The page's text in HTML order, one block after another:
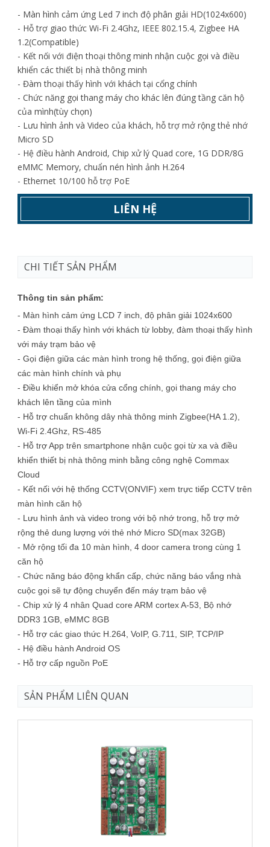
- Màn hình cảm ứng Led 7 inch độ phân giải HD(1024x600)
- Hỗ trợ giao thức Wi-Fi 2.4Ghz, IEEE 802.15.4, Zigbee HA
1.2(Compatible)
- Kết nối với điện thoại thông minh nhận cuộc gọi và điều
khiển các thiết bị nhà thông minh
- Đàm thoại thấy hình với khách tại cổng chính
- Chức năng gọi thang máy cho khác lên đúng tầng căn hộ
của mình(tùy chọn)
- Lưu hình ảnh và Video của khách, hỗ trợ mở rộng thẻ nhớ
Micro SD
- Hệ điều hành Android, Chip xử lý Quad core, 1G DDR/8G
eMMC Memory, chuẩn nén hình ảnh H.264
- Ethernet 10/100 hỗ trợ PoE
LIÊN HỆ
CHI TIẾT SẢN PHẨM
Thông tin sản phẩm:
- Màn hình cảm ứng LCD 7 inch, độ phân giải 1024x600
- Đàm thoại thấy hình với khách từ lobby, đàm thoại thấy hình
với máy trạm bảo vệ
- Gọi điện giữa các màn hình trong hệ thống, gọi điện giữa
các màn hình chính và phụ
- Điều khiển mở khóa cửa cổng chính, gọi thang máy cho
khách lên tầng của mình
- Hỗ trợ chuẩn không dây nhà thông minh Zigbee(HA 1.2),
Wi-Fi 2.4Ghz, RS-485
- Hỗ trợ App trên smartphone nhận cuộc gọi từ xa và điều
khiển thiết bị nhà thông minh bằng công nghệ Commax
Cloud
- Kết nối với hệ thống CCTV(ONVIF) xem trực tiếp CCTV trên
màn hình căn hộ
- Lưu hình ảnh và video trong với bộ nhớ trong, hỗ trợ mở
rộng thẻ dung lượng với thẻ nhớ Micro SD(max 32GB)
- Mở rộng tối đa 10 màn hình, 4 door camera trong cùng 1
căn hộ
- Chức năng báo động khẩn cấp, chức năng báo vắng nhà
cuộc gọi sẽ tự động chuyển đến máy trạm bảo vệ
- Chip xử lý 4 nhân Quad core ARM cortex A-53, Bộ nhớ
DDR3 1GB, eMMC 8GB
- Hỗ trợ các giao thức H.264, VoIP, G.711, SIP, TCP/IP
- Hệ điều hành Android OS
- Hỗ trợ cấp nguồn PoE
SẢN PHẨM LIÊN QUAN